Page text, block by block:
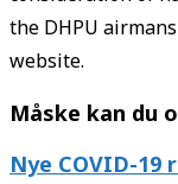
the DHPU
website.
Måske kan du
Nye COVID-